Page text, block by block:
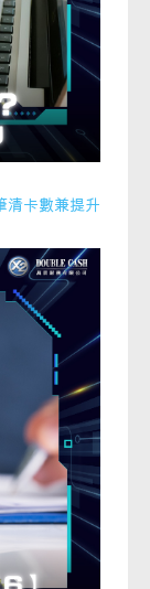
清卡數兼提升